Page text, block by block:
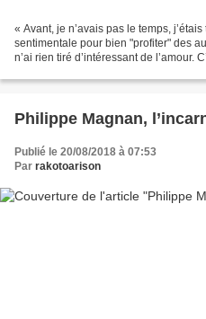
« Avant, je n’avais pas le temps,
sentimentale pour bien "profiter" des
n’ai rien tiré d’intéressant de l’amour.
Philippe Magnan,
Publié le 20/08/2018 à 07:53
Par rakotoarison